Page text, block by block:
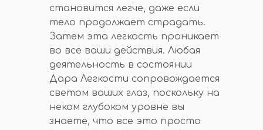
становится легче, даже если
тело продолжает страдать.
Затем эта легкость проникает
во все ваши действия. Любая
деятельность в состоянии
Дара Легкости сопровождается
светом ваших глаз, поскольку на
неком глубоком уровне вы
знаете, что все это просто